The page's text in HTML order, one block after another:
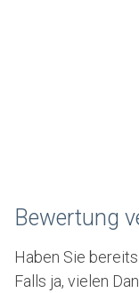
Bewertung
Haben Sie
Falls ja, vielen